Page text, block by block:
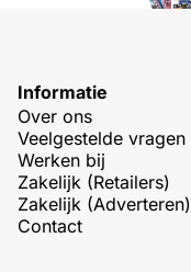
Informatie
Over ons
Veelgestelde vragen
Werken bij
Zakelijk (Retailers)
Zakelijk (Adverteren)
Contact